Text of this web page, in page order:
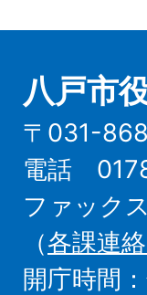
八戸市
〒031-
電話
ファック
（各課連
開庁時間